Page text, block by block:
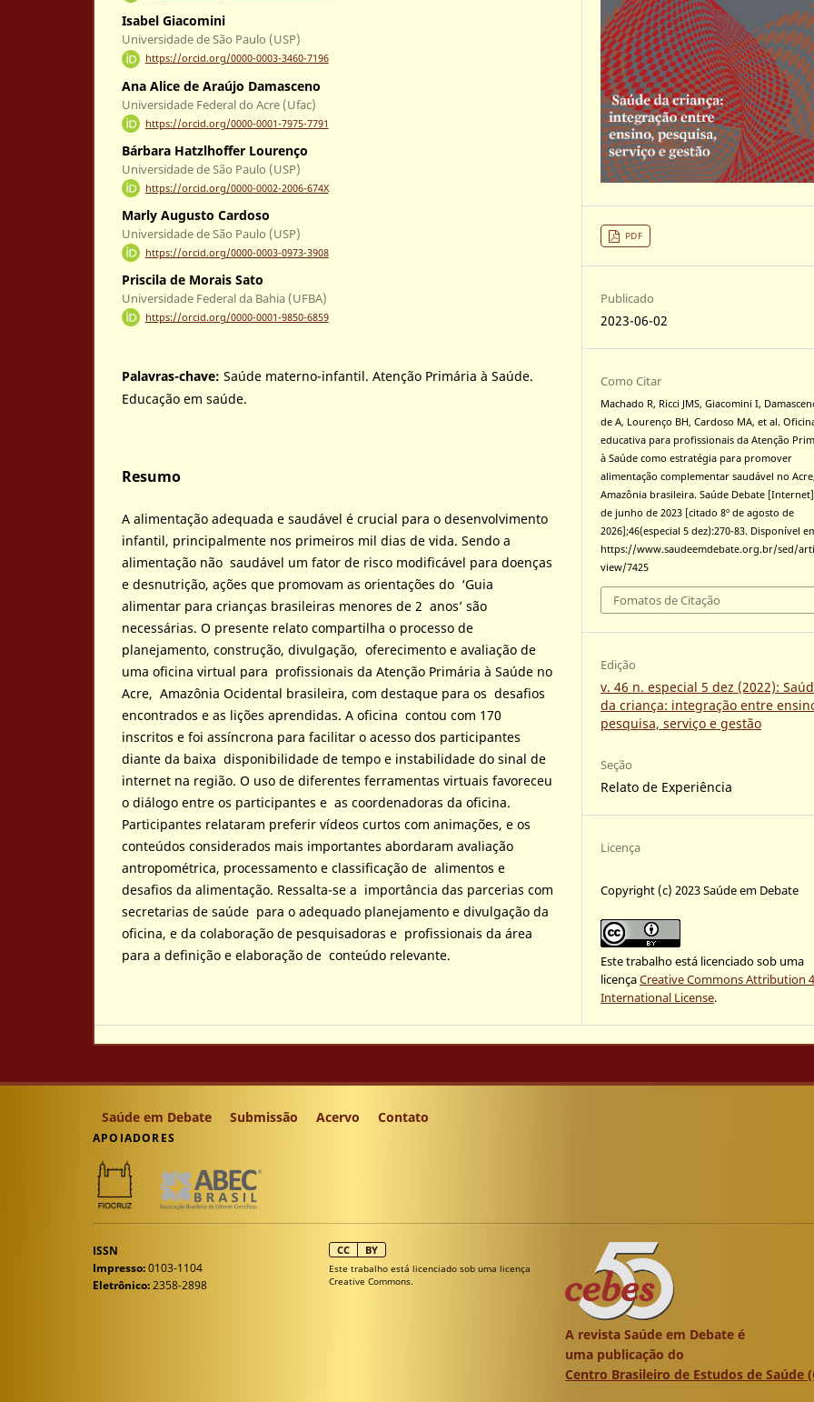
Isabel Giacomini
Universidade de São Paulo (USP)
https://orcid.org/0000-0003-3460-7196
Ana Alice de Araújo Damasceno
Universidade Federal do Acre (Ufac)
https://orcid.org/0000-0001-7975-7791
Bárbara Hatzlhoffer Lourenço
Universidade de São Paulo (USP)
https://orcid.org/0000-0002-2006-674X
Marly Augusto Cardoso
Universidade de São Paulo (USP)
https://orcid.org/0000-0003-0973-3908
Priscila de Morais Sato
Universidade Federal da Bahia (UFBA)
https://orcid.org/0000-0001-9850-6859
Palavras-chave: Saúde materno-infantil. Atenção Primária à Saúde.
Educação em saúde.
Resumo
A alimentação adequada e saudável é crucial para o desenvolvimento
infantil, principalmente nos primeiros mil dias de vida. Sendo a
alimentação não saudável um fator de risco modificável para doenças
e desnutrição, ações que promovam as orientações do ‘Guia
alimentar para crianças brasileiras menores de 2 anos’ são
necessárias. O presente relato compartilha o processo de
planejamento, construção, divulgação, oferecimento e avaliação de
uma oficina virtual para profissionais da Atenção Primária à Saúde no
Acre, Amazônia Ocidental brasileira, com destaque para os desafios
encontrados e as lições aprendidas. A oficina contou com 170
inscritos e foi assíncrona para facilitar o acesso dos participantes
diante da baixa disponibilidade de tempo e instabilidade do sinal de
internet na região. O uso de diferentes ferramentas virtuais favoreceu
o diálogo entre os participantes e as coordenadoras da oficina.
Participantes relataram preferir vídeos curtos com animações, e os
conteúdos considerados mais importantes abordaram avaliação
antropométrica, processamento e classificação de alimentos e
desafios da alimentação. Ressalta-se a importância das parcerias com
secretarias de saúde para o adequado planejamento e divulgação da
oficina, e da colaboração de pesquisadoras e profissionais da área
para a definição e elaboração de conteúdo relevante.
PDF
Publicado
2023-06-02
Como Citar
Machado R, Ricci JMS, Giacomini I,
de A, Lourenço BH, Cardoso MA, et al.
educativa para profissionais da Atenção
à Saúde como estratégia para promover
alimentação complementar saudável no Acre,
Amazônia brasileira. Saúde Debate
de junho de 2023 [citado 8º de agosto de
2026];46(especial 5 dez):270-83. Disponível
https://www.saudeemdebate.org.br/sed/
view/7425
Fomatos de Citação
Edição
v. 46 n. especial 5 dez (2022):
da criança: integração entre
pesquisa, serviço e gestão
Seção
Relato de Experiência
Licença
Copyright (c) 2023 Saúde em Debate
Este trabalho está licenciado sob uma
licençaCreative Commons Attribution
International License.
Saúde em Debate Submissão Acervo Contato
APOIADORES
ISSN
Impresso:0103-1104
Eletrônico:2358-2898
CC BY
Este trabalho está licenciado sob uma licença
Creative Commons.
A revista Saúde em Debate é
uma publicação do
Centro Brasileiro de Estudos de Saúde